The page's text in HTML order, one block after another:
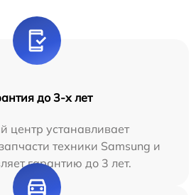
до 3-х лет
центр устанавливает
техники Samsung и
гарантию до 3 лет.